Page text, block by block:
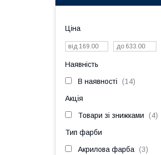
Ціна
Наявність
В наявності 14
Акція
Товари зі знижками 4
Тип фарби
Акрилова фарба 3